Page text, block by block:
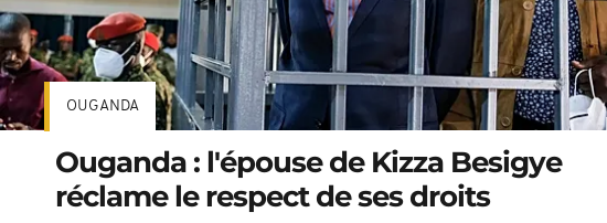
OUGANDA
Ouganda : l'épouse de Kizza Besigye
réclame le respect de ses droits